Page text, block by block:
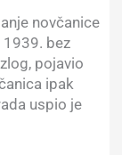
novčanice
1939. bez
pojavio
ipak
uspio je